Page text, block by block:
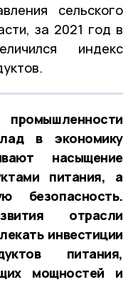
сельского
за 2021 год в
индекс
в экономику
насыщение
питания, а
безопасность.
отрасли
инвестиции
питания,
мощностей и